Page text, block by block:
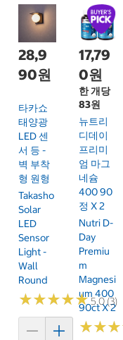
28,9
90원
타카쇼
태양광
LED 센
서 등 -
벽 부착
형 원형
Takasho
Solar
LED
Sensor
Light -
Wall
Round
★★★★★
★★★★★5.0 (3)
17,79
0원
한 개당
83원
뉴트리
디데이
프리미
엄 마그
네슘
400 90
정 X 2
Nutri D-
Day
Premiu
M
Magnesi
Um 400
90ct X 2
★★★
★★★